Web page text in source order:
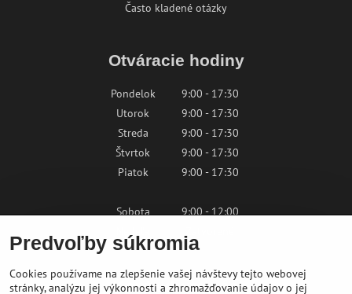
Často kladené otázky
Otváracie hodiny
Pondelok
9:00 - 17:30
Utorok
9:00 - 17:30
Streda
9:00 - 17:30
Štvrtok
9:00 - 17:30
Piatok
9:00 - 17:30
Sobota
9:00 - 12:00
Kontaktujte nás
Predvoľby súkromia
Cookies používame na zlepšenie vašej návštevy tejto webovej
stránky, analýzu jej výkonnosti a zhromažďovanie údajov o jej